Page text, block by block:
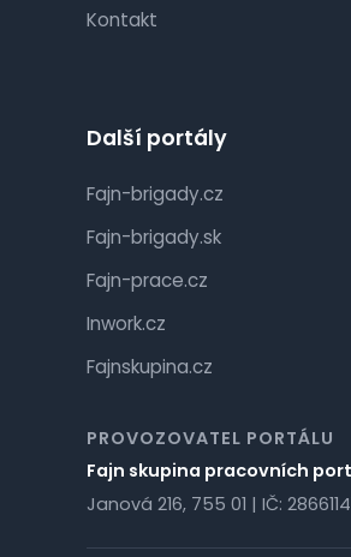
Kontakt
Další portály
Fajn-brigady.cz
Fajn-brigady.sk
Fajn-prace.cz
Inwork.cz
Fajnskupina.cz
PROVOZOVATEL PORTÁLU
Fajn skupina pracovních
Janová 216, 755 01 | IČ: